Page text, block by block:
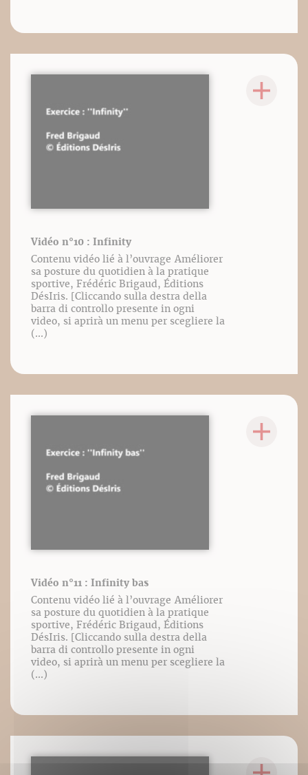
Vidéo n°10 : Infinity
Contenu vidéo lié à l’ouvrage Améliorer
sa posture du quotidien à la pratique
sportive, Frédéric Brigaud, Éditions
DésIris. [Cliccando sulla destra della
barra di controllo presente in ogni
video, si aprirà un menu per scegliere la
(...)
Vidéo n°11 : Infinity bas
Contenu vidéo lié à l’ouvrage Améliorer
sa posture du quotidien à la pratique
sportive, Frédéric Brigaud, Éditions
DésIris. [Cliccando sulla destra della
barra di controllo presente in ogni
video, si aprirà un menu per scegliere la
(...)